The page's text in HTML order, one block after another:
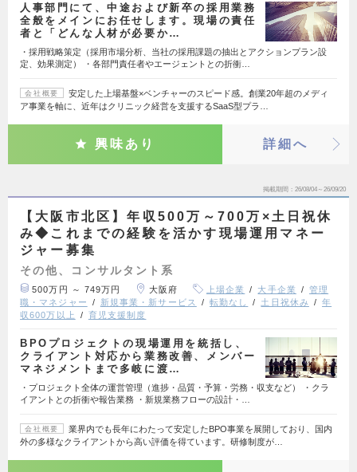
人事部門にて、中途および新卒の採用業務
全般をメインにお任せします。現場の責任
者と「どんな人材が必要か…
・採用戦略策定（採用市場分析、当社の採用課題の抽出とアクションプラン設
定、効果測定） ・各部門責任者やエージェントとの折衝…
会社概要
安定した上場基盤×ベンチャーのスピード感。創業20年超のメディ
ア事業を軸に、近年はクリニック経営を支援するSaaS型プラ…
興味あり 詳細へ
掲載期間 26/08/04～26/09/20
【大阪市北区】年収500万～700万×土日祝休
み◆これまでの経験を活かす現場運用マネー
ジャー募集
その他、コンサルタント系
500万円 ～ 749万円 大阪府 上場企業 大手企業
管理
職・マネジャー
新規事業・新サービス 転勤なし 土日祝休み
年
収600万以上
育児支援制度
BPOプロジェクトの現場運用を統括し、
クライアント対応から業務改善、メンバー
マネジメントまで多岐に渡…
・プロジェクト全体の運営管理（進捗・品質・予算・労務・収支など） ・クラ
イアントとの折衝や報告業務 ・新規業務フローの設計・…
会社概要
業界内でも長年にわたって安定したBPO事業を展開しており、国内
外の多様なクライアントから高い評価を得ています。研修制度が…